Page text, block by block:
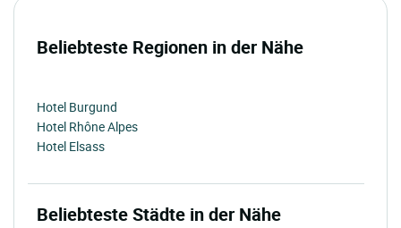
Beliebteste Regionen in der Nähe
Hotel Burgund
Hotel Rhône Alpes
Hotel Elsass
Beliebteste Städte in der Nähe